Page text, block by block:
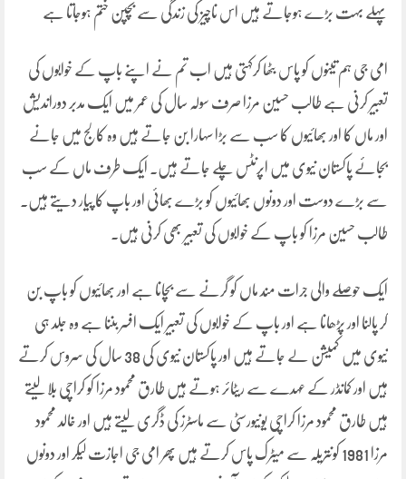
پہلے بہت بڑے ہوجاتے ہیں اس ناچیز کی زندگی سے بچپن ختم ہوجاتا ہے
امی جی ہم تینوں کو پاس بٹھا کرکہتی ہیں اب تم نے اپنے باپ کے خوابوں کی
تعبیر کرنی ہے طالب حسین مرزا صرف سولہ سال کی عمر میں ایک مدبر دوراندیش
اور ماں کا اور بھائیوں کا سب سے بڑا سہارا بن جاتے ہیں وہ کالج میں جانے
بجائے پاکستان نیوی میں اپرنٹس چلے جاتے ہیں۔ ایک طرف ماں کے سب
سے بڑے دوست اور دونوں بھائیوں کو بڑے بھائی اور باپ کا پیار دیتے ہیں۔
طالب حسین مرزا کو باپ کے خوابوں کی تعبیر بھی کرنی ہیں۔
ایک حوصلے والی جرات مند ماں کو گرنے سے بچانا ہے اور بھائیوں کو باپ بن
کر پالنا اور پڑھانا ہے اور باپ کے خوابوں کی تعبیر ایک افسر بننا ہے وہ جلد ہی
نیوی میں کمیشن لے جاتے ہیں اور پاکستان نیوی کی 38 سال کی سروس کرتے
ہیں اور کمانڈر کے عہدے سے ریٹائر ہوتے ہیں طارق محمود مرزا کو کراچی بلا لیتے
ہیں طارق محمود مرزا کراچی یونیورسٹی سے ماسٹرز کی ڈگری لیتے ہیں اور خالد محمود
مرزا 1981 کونتریلہ سے میٹرک پاس کرتے ہیں پھر امی جی اجازت لیکر اور دونوں